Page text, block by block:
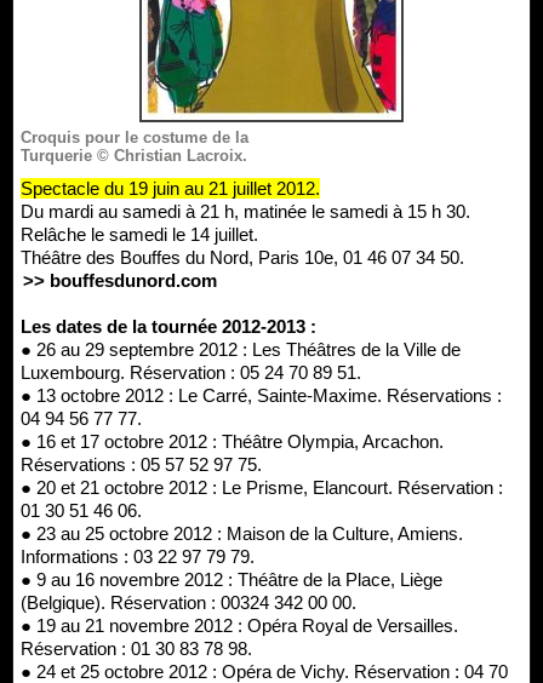
Croquis pour le costume de la
Turquerie © Christian Lacroix.
Spectacle du 19 juin au 21 juillet 2012.
Du mardi au samedi à 21 h, matinée le samedi à 15 h 30.
Relâche le samedi le 14 juillet.
Théâtre des Bouffes du Nord, Paris 10e, 01 46 07 34 50.
>> bouffesdunord.com
Les dates de la tournée 2012-2013 :
● 26 au 29 septembre 2012 : Les Théâtres de la Ville de
Luxembourg. Réservation : 05 24 70 89 51.
● 13 octobre 2012 : Le Carré, Sainte-Maxime. Réservations :
04 94 56 77 77.
● 16 et 17 octobre 2012 : Théâtre Olympia, Arcachon.
Réservations : 05 57 52 97 75.
● 20 et 21 octobre 2012 : Le Prisme, Elancourt. Réservation :
01 30 51 46 06.
● 23 au 25 octobre 2012 : Maison de la Culture, Amiens.
Informations : 03 22 97 79 79.
● 9 au 16 novembre 2012 : Théâtre de la Place, Liège
(Belgique). Réservation : 00324 342 00 00.
● 19 au 21 novembre 2012 : Opéra Royal de Versailles.
Réservation : 01 30 83 78 98.
● 24 et 25 octobre 2012 : Opéra de Vichy. Réservation : 04 70